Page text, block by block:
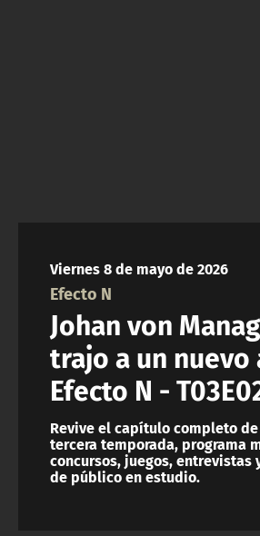
Viernes 8 de mayo de 2026
Efecto N
Johan von
trajo a un
Efecto N -
Revive el capítulo completo
tercera temporada, programa
concursos, juegos,
de público en estudio.